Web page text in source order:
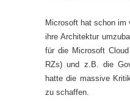
Microsoft hat schon im
ihre Architektur
für die Microsoft
RZs) und z.B. die
hatte die massive
zu schaffen.